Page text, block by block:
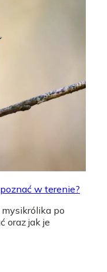
w terenie?
po
oraz jak je